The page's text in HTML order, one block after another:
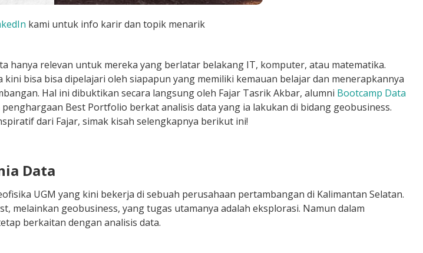
kami untuk info karir dan topik menarik
hanya relevan untuk mereka yang berlatar belakang IT, komputer, atau matematika.
kini bisa bisa dipelajari oleh siapapun yang memiliki kemauan belajar dan menerapkannya
Hal ini dibuktikan secara langsung oleh Fajar Tasrik Akbar, alumni Bootcamp Data
penghargaan Best Portfolio berkat analisis data yang ia lakukan di bidang geobusiness.
dari Fajar, simak kisah selengkapnya berikut ini!
Data
UGM yang kini bekerja di sebuah perusahaan pertambangan di Kalimantan Selatan.
melainkan geobusiness, yang tugas utamanya adalah eksplorasi. Namun dalam
berkaitan dengan analisis data.